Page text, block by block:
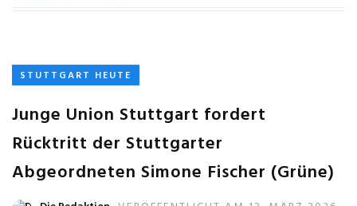
STUTTGART HEUTE
Junge Union Stuttgart fordert
Rücktritt der Stuttgarter
Abgeordneten Simone Fischer (Grüne)